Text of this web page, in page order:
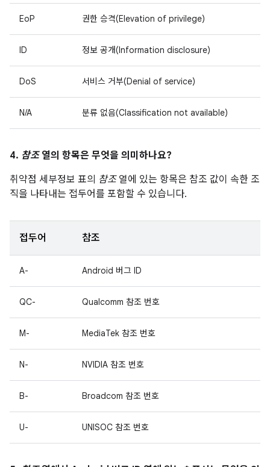
EoP 권한 승격(Elevation of privilege)
ID 정보 공개(Information disclosure)
DoS 서비스 거부(Denial of service)
N/A 분류 없음(Classification not available)
4. 참조열의 항목은 무엇을 의미하나요?
취약점 세부정보 표의 참조열에 있는 항목은 참조 값이 속한 조
직을 나타내는 접두어를 포함할 수 있습니다.
접두어 참조
A- Android 버그 ID
QC- Qualcomm 참조 번호
M- MediaTek 참조 번호
N- NVIDIA 참조 번호
B- Broadcom 참조 번호
U- UNISOC 참조 번호